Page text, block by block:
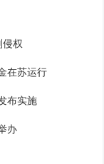
侵权
在苏运行
布实施
办